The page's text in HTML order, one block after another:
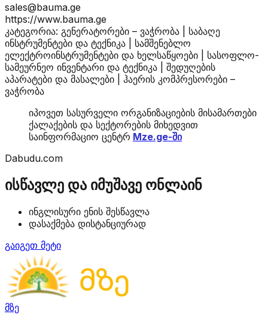
sales@bauma.ge
https://www.bauma.ge
კატეგორია: გენერატორები – ვაჭრობა | საბაღე
ინსტრუმენტები და ტექნიკა | სამშენებლო
ელექტროინსტრუმენტები და ხელსაწყოები | სასოფლო-
სამეურნეო ინვენტარი და ტექნიკა | შედუღების
აპარატები და მასალები | ჰაერის კომპრესორები –
ვაჭრობა
იპოვეთ სასურველი ორგანიზაციების მისამართები
ქალაქების და სექტორების მიხედვით
საინფორმაციო ცენტრ Mze.ge-ში
Dabudu.com
ისწავლე და იმუშავე ონლაინ
ინგლისური ენის შესწავლა
დასაქმება დისტანციურად
გაიგეთ მეტი
მზე